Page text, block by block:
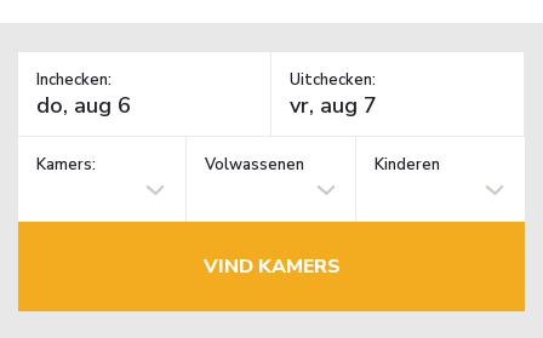
Inchecken: Uitchecken:
Kamers: Volwassenen Kinderen
VIND KAMERS